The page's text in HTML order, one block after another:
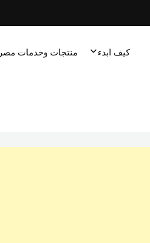
كيف ابدء منتجات وخدمات مصر